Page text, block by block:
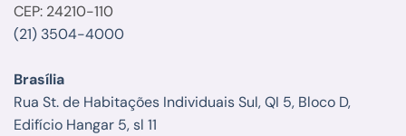
CEP: 24210-110
(21) 3504-4000
Brasília
Rua St. de Habitações Individuais Sul, QI 5, Bloco D,
Edifício Hangar 5, sl 11